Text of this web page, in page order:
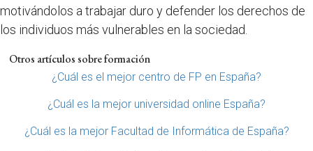
motivándolos a trabajar duro y defender los derechos de
los individuos más vulnerables en la sociedad.
Otros artículos sobre formación
¿Cuál es el mejor centro de FP en España?
¿Cuál es la mejor universidad online España?
¿Cuál es la mejor Facultad de Informática de España?